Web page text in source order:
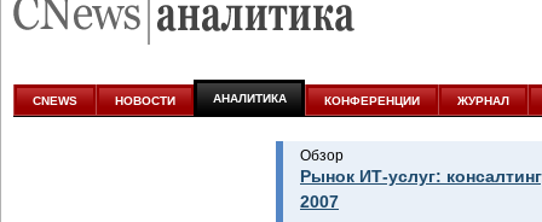
к аналитике
участвовать
CNEWS НОВОСТИ АНАЛИТИКА КОНФЕРЕНЦИИ ЖУРНАЛ
Обзор
Рынок ИТ-услуг:
2007